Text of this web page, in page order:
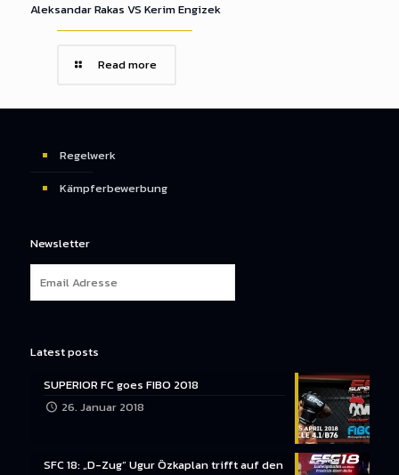
Aleksandar Rakas VS Kerim Engizek
Read more
Regelwerk
Kämpferbewerbung
Newsletter
Latest posts
SUPERIOR FC goes FIBO 2018
26. Januar 2018
SFC 18: „D-Zug“ Ugur Özkaplan trifft auf den